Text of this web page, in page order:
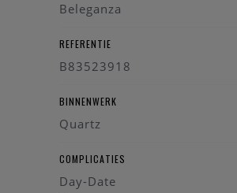
Beleganza
REFERENTIE
B83523918
BINNENWERK
Quartz
COMPLICATIES
Day-Date